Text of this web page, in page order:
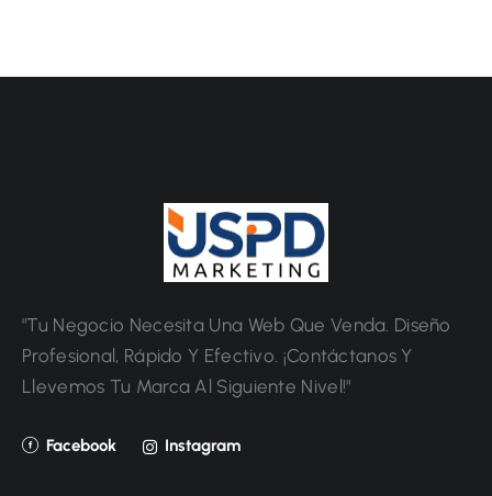
"Tu Negocio Necesita Una Web Que Venda. Diseño
Profesional, Rápido Y Efectivo. ¡Contáctanos Y
Llevemos Tu Marca Al Siguiente Nivel!"
Facebook Instagram